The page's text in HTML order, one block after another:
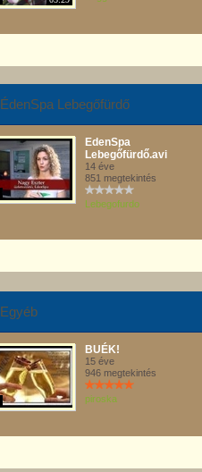
ÉdenSpa Lebegőfürdő
EdenSpa
Lebegőfürdő.avi
14 éve
851 megtekintés
Lebegofurdo
Egyéb
BUÉK!
15 éve
946 megtekintés
piroska